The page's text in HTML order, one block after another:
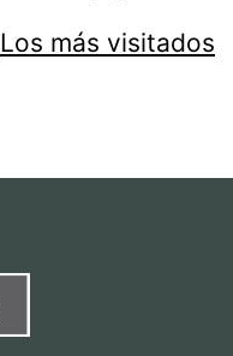
Los más visitados